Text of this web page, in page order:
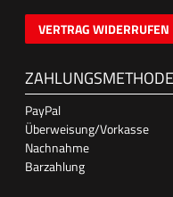
VERTRAG WIDERRUFEN
PayPal
Überweisung/Vorkasse
Nachnahme
Barzahlung